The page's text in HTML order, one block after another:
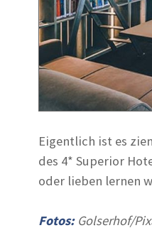
Eigentlich ist es
des 4* Superior
oder lieben lernen
Fotos: Golserhof/